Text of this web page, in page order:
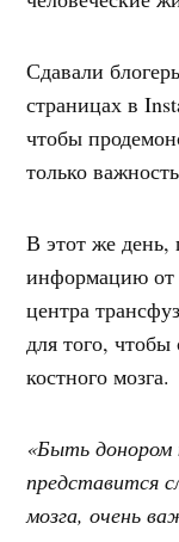
Сдавали
страницах в
чтобы
только
В этот же
информацию от
центра
для того,
костного мозга.
«Быть донором
представится
мозга, очень